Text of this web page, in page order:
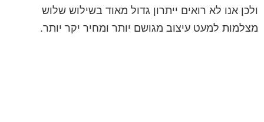
ולכן אנו לא רואים ייתרון גדול מאוד בשילוש שלוש
מצלמות למעט עיצוב מגושם יותר ומחיר יקר יותר.